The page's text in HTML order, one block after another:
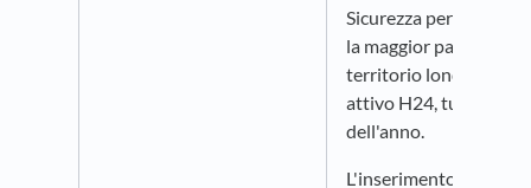
Sicurezza per HGV
la maggior parte del
territorio londinese ed
attivo H24, tutti i
dell'anno.
L'inserimento della